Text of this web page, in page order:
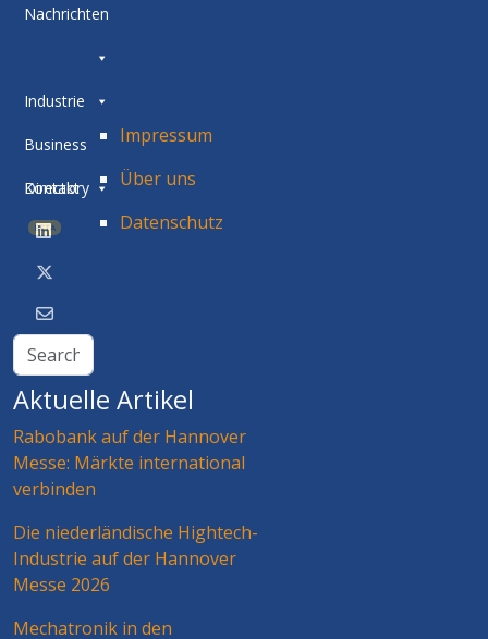
Nachrichten
Industrie
Business
Directory
BETA
Kontakt
Impressum
Über uns
Datenschutz
Aktuelle Artikel
Rabobank auf der Hannover
Messe: Märkte international
verbinden
Die niederländische Hightech-
Industrie auf der Hannover
Messe 2026
Mechatronik in den